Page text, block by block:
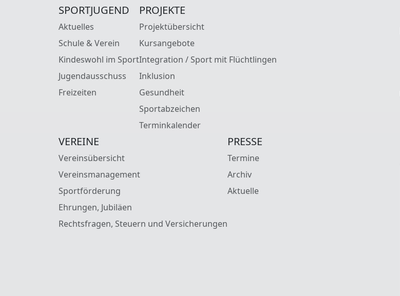
SPORTJUGEND
Aktuelles
Schule & Verein
Kindeswohl im Sport
Jugendausschuss
Freizeiten
PROJEKTE
Projektübersicht
Kursangebote
Integration / Sport mit Flüchtlingen
Inklusion
Gesundheit
Sportabzeichen
Terminkalender
VEREINE
Vereinsübersicht
Vereinsmanagement
Sportförderung
Ehrungen, Jubiläen
Rechtsfragen, Steuern und Versicherungen
PRESSE
Termine
Archiv
Aktuelle